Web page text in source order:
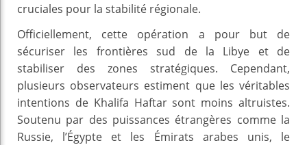
cruciales pour la stabilité régionale.
Officiellement, cette opération a pour but de
sécuriser les frontières sud de la Libye et de
stabiliser des zones stratégiques. Cependant,
plusieurs observateurs estiment que les véritables
intentions de Khalifa Haftar sont moins altruistes.
Soutenu par des puissances étrangères comme la
Russie, l’Égypte et les Émirats arabes unis, le